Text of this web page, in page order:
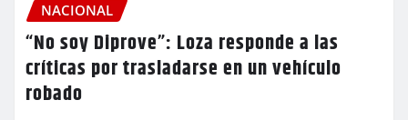
NACIONAL
“No soy Diprove”: Loza responde a las
críticas por trasladarse en un vehículo
robado